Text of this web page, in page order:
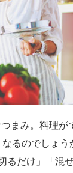
まみ。料理が
るのでしょう
だけ」「混